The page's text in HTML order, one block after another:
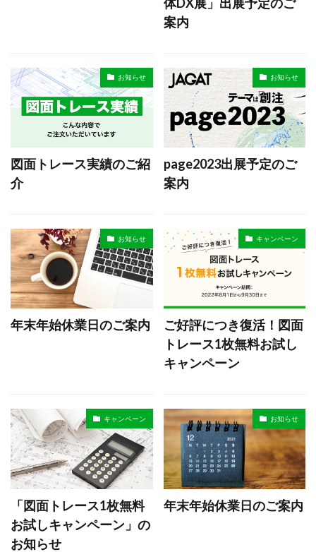
案内
お知らせ
図面トレース実績のご紹
介
お知らせ
page2023出展予定のご
案内
お知らせ
年末年始休業日のご案内
キャンペーン
ご好評につき復活！図面
トレース1枚無料お試し
キャンペーン
キャンペーン
「図面トレース1枚無料
お試しキャンペーン」の
お知らせ
お知らせ
年末年始休業日のご案内